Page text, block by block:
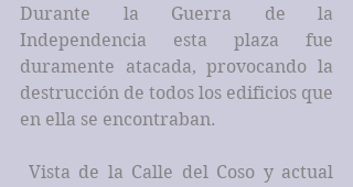
Durante la Guerra de la
Independencia esta plaza fue
duramente atacada, provocando la
destrucción de todos los edificios que
en ella se encontraban.